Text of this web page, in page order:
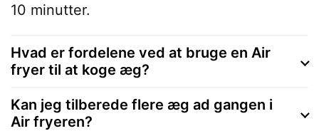
10 minutter.
Hvad er fordelene ved at bruge en Air
fryer til at koge æg?
Kan jeg tilberede flere æg ad gangen i
Air fryeren?